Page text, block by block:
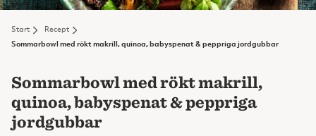
Start
Recept
Sommarbowl med rökt makrill, quinoa, babyspenat & peppriga jordgubbar
Sommarbowl med rökt makrill,
quinoa, babyspenat & peppriga
jordgubbar